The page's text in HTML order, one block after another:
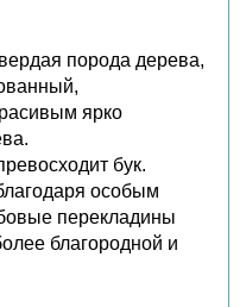
порода дерева,
ярко
бук.
особым
перекладины
благородной и